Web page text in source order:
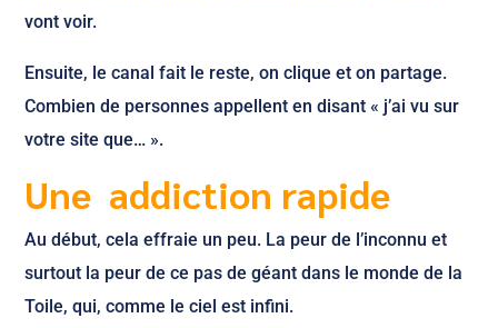
vont voir.
Ensuite, le canal fait le reste, on clique et on partage.
Combien de personnes appellent en disant « j’ai vu sur
votre site que… ».
Une addiction rapide
Au début, cela effraie un peu. La peur de l’inconnu et
surtout la peur de ce pas de géant dans le monde de la
Toile, qui, comme le ciel est infini.